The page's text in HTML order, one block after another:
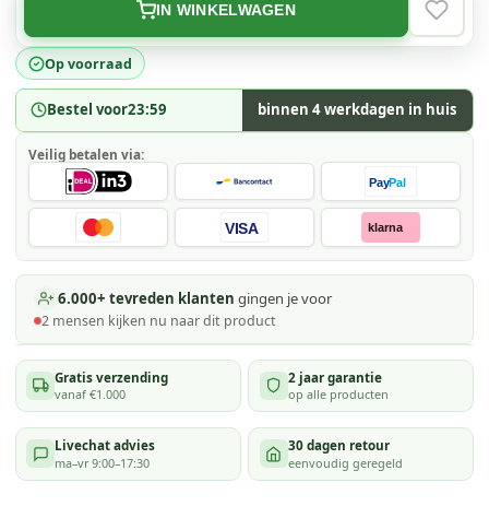
Op voorraad
Bestel voor23:59 binnen 4 werkdagen in huis
IN WINKELWAGEN
Veilig betalen via:
PayPal
VISA klarna
6.000+ tevreden klanten gingen je voor
2 mensen kijken nu naar dit product
Gratis verzending
vanaf €1.000
2 jaar garantie
op alle producten
Livechat advies
ma–vr 9:00–17:30
30 dagen retour
eenvoudig geregeld